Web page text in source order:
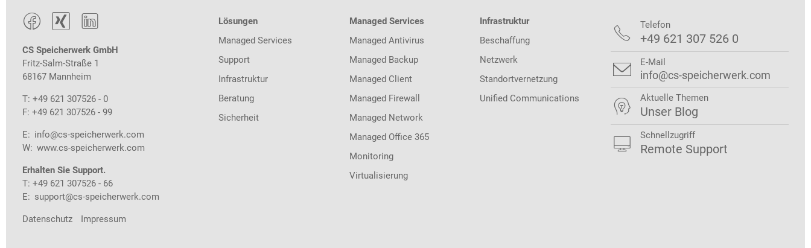
  
CS Speicherwerk GmbH
Fritz-Salm-Straße 1
68167 Mannheim
T: +49 621 307526 - 0
F: +49 621 307526 - 99
E: info@cs-speicherwerk.com
W: www.cs-speicherwerk.com
Erhalten Sie Support.
T: +49 621 307526 - 66
E: support@cs-speicherwerk.com
Datenschutz Impressum
Lösungen
Managed Services
Support
Infrastruktur
Beratung
Sicherheit
Managed Services
Managed Antivirus
Managed Backup
Managed Client
Managed Firewall
Managed Network
Managed Office 365
Monitoring
Virtualisierung
Infrastruktur
Beschaffung
Netzwerk
Standortvernetzung
Unified Communications
 Telefon
+49 621 307 526 0
 E-Mail
info@cs-speicherwerk.com
 Aktuelle Themen
Unser Blog
 Schnellzugriff
Remote Support